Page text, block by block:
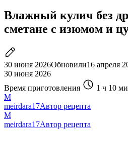
Влажный кулич без
сметане с изюмом и
30 июня 2026Обновили16 апреля
30 июня 2026
Время приготовления
1 ч 10
M
meirdara17Автор рецепта
M
meirdara17Автор рецепта